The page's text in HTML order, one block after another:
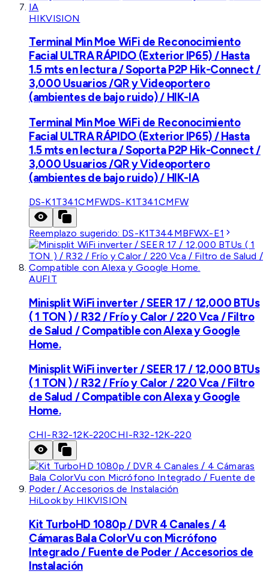
HIKVISION
Terminal Min Moe WiFi de Reconocimiento
Facial ULTRA RÁPIDO (Exterior IP65) / Hasta
1.5 mts en lectura / Soporta P2P Hik-Connect /
3,000 Usuarios /QR y Videoportero
(ambientes de bajo ruido) / HIK-IA
Terminal Min Moe WiFi de Reconocimiento
Facial ULTRA RÁPIDO (Exterior IP65) / Hasta
1.5 mts en lectura / Soporta P2P Hik-Connect /
3,000 Usuarios /QR y Videoportero
(ambientes de bajo ruido) / HIK-IA
DS-K1T341CMFWDS-K1T341CMFW
Reemplazo sugerido: DS-K1T344MBFWX-E1
AUFIT
Minisplit WiFi inverter / SEER 17 / 12,000 BTUs
( 1 TON ) / R32 / Frío y Calor / 220 Vca / Filtro
de Salud / Compatible con Alexa y Google
Home.
Minisplit WiFi inverter / SEER 17 / 12,000 BTUs
( 1 TON ) / R32 / Frío y Calor / 220 Vca / Filtro
de Salud / Compatible con Alexa y Google
Home.
CHI-R32-12K-220CHI-R32-12K-220
HiLook by HIKVISION
Kit TurboHD 1080p / DVR 4 Canales / 4
Cámaras Bala ColorVu con Micrófono
Integrado / Fuente de Poder / Accesorios de
Instalación